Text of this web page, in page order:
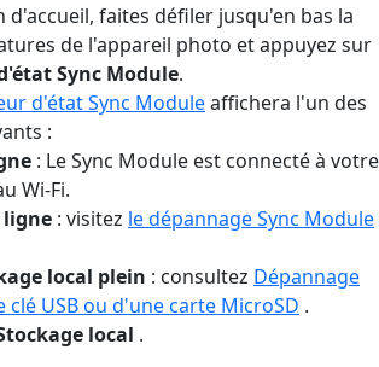
d'accueil, faites défiler jusqu'en bas la
de l'appareil photo et appuyez sur
Sync Module.
d'état Sync Moduleaffichera l'un des
:
: Le Sync Module est connecté à votre
Wi-Fi.
ligne : visitez le dépannage Sync Module
local plein : consultez Dépannage
clé USB ou d'une carte MicroSD .
local .